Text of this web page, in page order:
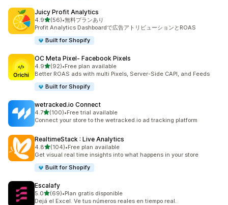
Juicy Profit Analytics
4.95つ星中
(56)
合計レビュー数：56件
•無料プランあり
Profit Analytics Dashboardで広告アトリビューションとROAS
Built for Shopify
OC Meta Pixel‑ Facebook Pixels
4.95つ星中
(92)
合計レビュー数：92件
•Free plan available
Better ROAS ads with multi Pixels, Server-Side CAPI, and Feeds
Built for Shopify
wetracked.io Connect
4.75つ星中
(100)
合計レビュー数：100件
•Free trial available
Connect your store to the wetracked.io ad tracking platform
RealtimeStack : Live Analytics
4.85つ星中
(104)
合計レビュー数：104件
•Free plan available
Get visual real time insights into what happens in your store
Built for Shopify
Escalafy
5.05つ星中
(69)
合計レビュー数：69件
•Plan gratis disponible
Dejá el Excel. Ve tus números reales en tiempo real.